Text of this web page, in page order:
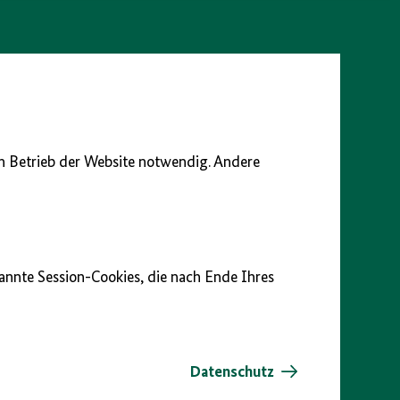
Betrieb der Website notwendig. Andere
Session-Cookies, die nach Ende Ihres
Datenschutz